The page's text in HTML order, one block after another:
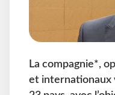
La compagnie*,
et internationaux